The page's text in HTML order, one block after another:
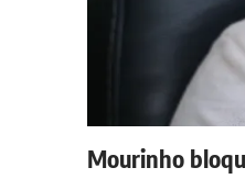
Mourinho